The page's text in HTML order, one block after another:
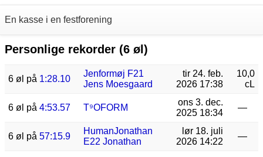
En kasse i en festforening
Personlige rekorder (6 øl)
6 øl på 1:28.10
Jenformøj F21
Jens Moesgaard
tir 24. feb.
2026 17:38
10,0
cL
6 øl på 4:53.57 T⁹OFORM
ons 3. dec.
2025 18:34
—
6 øl på 57:15.9
HumanJonathan
E22 Jonathan
lør 18. juli
2026 14:22
—